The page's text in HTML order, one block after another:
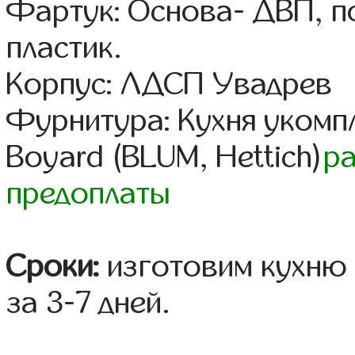
Фартук: Основа- ДВП,
пластик.
Корпус: ЛДСП Увадрев
Фурнитура: Кухня
Boyard (BLUM, Hettich)
предоплаты
Сроки: изготовим
за 3-7 дней.